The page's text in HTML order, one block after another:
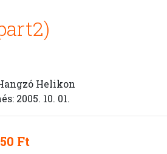
Helikon
2005. 10. 01.
Ft